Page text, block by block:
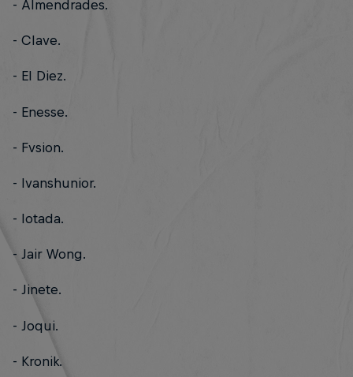
- Almendrades.
- Clave.
- El Diez.
- Enesse.
- Fvsion.
- Ivanshunior.
- Iotada.
- Jair Wong.
- Jinete.
- Joqui.
- Kronik.